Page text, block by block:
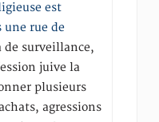
est
une rue de
de surveillance,
juive la
plusieurs
agressions